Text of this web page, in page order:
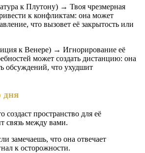
к Плутону) → Твоя чрезмерная
к конфликтам: она может
что вызовет её закрытость или
к Венере) → Игнорирование её
может создать дистанцию: она
обсуждений, что ухудшит
дня
пространство для её
связь между вами.
замечаешь, что она отвечает
к осторожности.